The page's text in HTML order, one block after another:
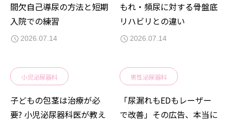
間欠自己導尿の方法と短期
入院での練習
2026.07.14
もれ・頻尿に対する骨盤底
リハビリとの違い
2026.07.14
小児泌尿器科
子どもの包茎は治療が必
要? 小児泌尿器科医が教え
男性泌尿器科
「尿漏れもEDもレーザー
で改善」その広告、本当に